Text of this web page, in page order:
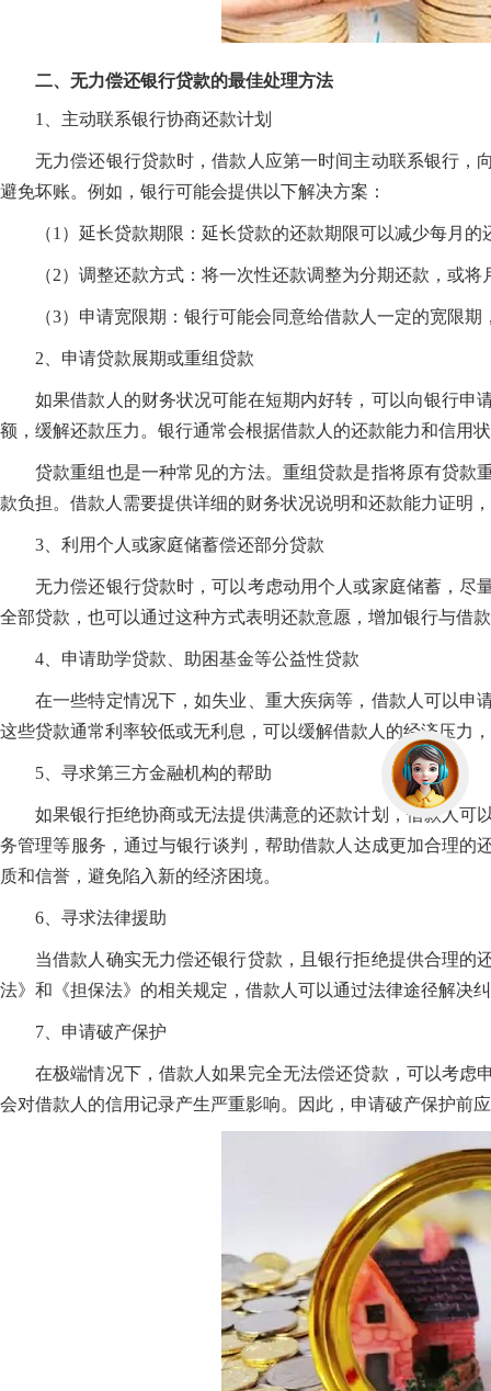
二、无力偿还银行贷款的最佳处理方法
1、主动联系银行协商还款计划
无力偿还银行贷款时，借款人应第一时间主动联系银行，
避免坏账。例如，银行可能会提供以下解决方案：
（1）延长贷款期限：延长贷款的还款期限可以减少每月
（2）调整还款方式：将一次性还款调整为分期还款，或
（3）申请宽限期：银行可能会同意给借款人一定的宽限
2、申请贷款展期或重组贷款
如果借款人的财务状况可能在短期内好转，可以向银行申
额，缓解还款压力。银行通常会根据借款人的还款能力和信用
贷款重组也是一种常见的方法。重组贷款是指将原有贷款
款负担。借款人需要提供详细的财务状况说明和还款能力证明
3、利用个人或家庭储蓄偿还部分贷款
无力偿还银行贷款时，可以考虑动用个人或家庭储蓄，尽
全部贷款，也可以通过这种方式表明还款意愿，增加银行与借
4、申请助学贷款、助困基金等公益性贷款
在一些特定情况下，如失业、重大疾病等，借款人可以申
这些贷款通常利率较低或无利息，可以缓解借款人的经济压力
5、寻求第三方金融机构的帮助
如果银行拒绝协商或无法提供满意的还款计划，借款人可
务管理等服务，通过与银行谈判，帮助借款人达成更加合理
质和信誉，避免陷入新的经济困境。
6、寻求法律援助
当借款人确实无力偿还银行贷款，且银行拒绝提供合理
法》和《担保法》的相关规定，借款人可以通过法律途径解决
7、申请破产保护
在极端情况下，借款人如果完全无法偿还贷款，可以考虑
会对借款人的信用记录产生严重影响。因此，申请破产保护前